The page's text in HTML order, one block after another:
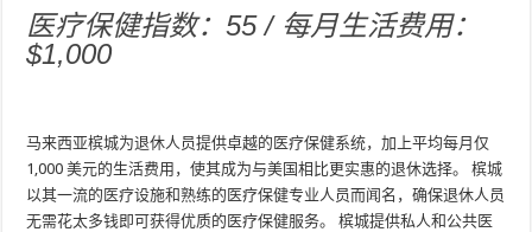
医疗保健指数：55 / 每月生活费用：
$1,000
马来西亚槟城为退休人员提供卓越的医疗保健系统，加上平均每月仅
1,000 美元的生活费用，使其成为与美国相比更实惠的退休选择。 槟城
以其一流的医疗设施和熟练的医疗保健专业人员而闻名，确保退休人员
无需花太多钱即可获得优质的医疗保健服务。 槟城提供私人和公共医